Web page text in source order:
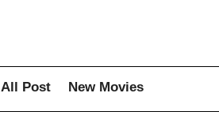
All Post New Movies